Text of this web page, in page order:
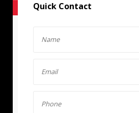
Quick Contact